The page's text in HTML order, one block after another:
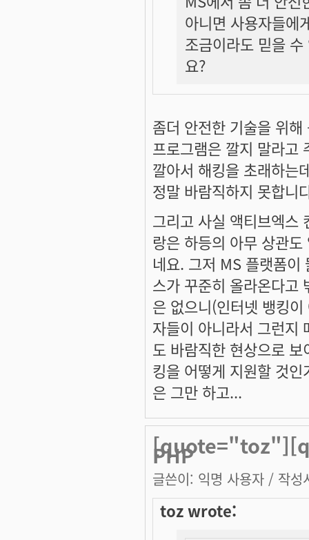
아니면 사용자들에
조금이라도 믿을
요?
좀더 안전한 기술을 위
프로그램은 깔지 말라고
깔아서 해킹을 초래하는
정말 바람직하지 못합니
그리고 사실 액티브엑스
랑은 하등의 아무 상관
네요. 그저 MS 플랫폼이
스가 꾸준히 올라온다고
은 없으니(인터넷 뱅킹
자들이 아니라서 그런지
도 바람직한 현상으로
킹을 어떻게 지원할 것
은 그만 하고...
PHP
글쓴이: 익명 사용자 / 작성
toz wrote: